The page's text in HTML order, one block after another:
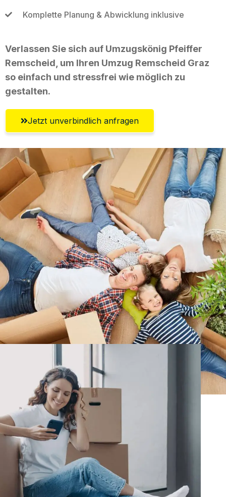
Komplette Planung & Abwicklung inklusive
Verlassen Sie sich auf Umzugskönig Pfeiffer
Remscheid, um Ihren Umzug Remscheid Graz
so einfach und stressfrei wie möglich zu
gestalten.
Jetzt unverbindlich anfragen